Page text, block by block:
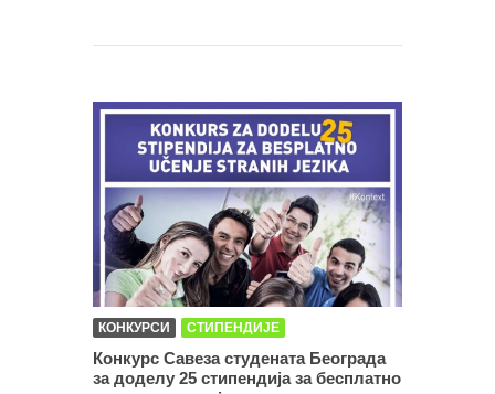
КОНКУРСИ СТИПЕНДИЈЕ
Конкурс Савеза студената Београда
за доделу 25 стипендија за бесплатнo